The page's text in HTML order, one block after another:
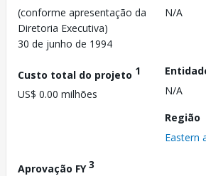
(conforme apresentação da
Diretoria Executiva)
30 de junho de 1994
N/A
Custo total do projeto 1
US$ 0.00 milhões
N/A
Região
Eastern
Aprovação FY3